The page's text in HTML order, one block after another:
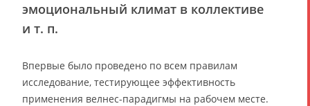
эмоциональный климат в коллективе
и т. п.
Впервые было проведено по всем правилам
исследование, тестирующее эффективность
применения велнес-парадигмы на рабочем месте.